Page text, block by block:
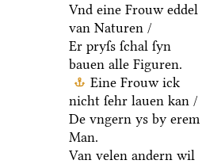
Vnd eine Frouw eddel
van Naturen /
Er pryſs ſchal ſyn
bauen alle Figuren.
Eine Frouw ick
nicht ſehr lauen kan /
De vngern ys by erem
Man.
Van velen andern wil